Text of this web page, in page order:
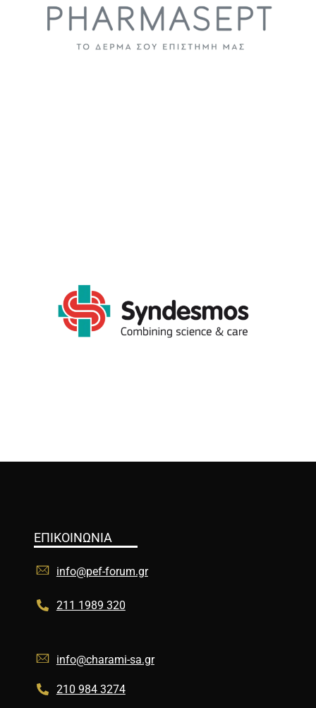
ΕΠΙΚΟΙΝΩΝΙΑ
info@pef-forum.gr
211 1989 320
info@charami-sa.gr
210 984 3274